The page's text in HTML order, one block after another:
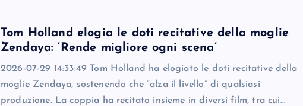
Tom Holland elogia le doti recitative della moglie
Zendaya: ‘Rende migliore ogni scena’
2026-07-29 14:33:49 Tom Holland ha elogiato le doti recitative della
moglie Zendaya, sostenendo che “alza il livello” di qualsiasi
produzione. La coppia ha recitato insieme in diversi film, tra cui…